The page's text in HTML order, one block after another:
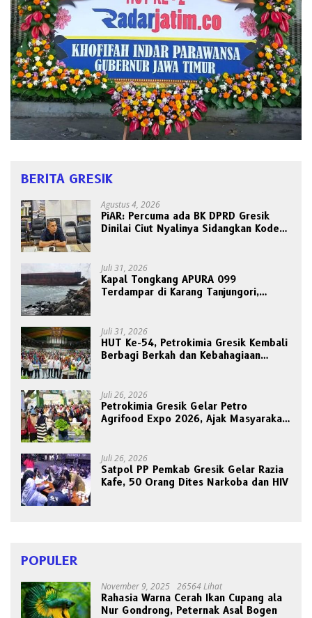
BERITA GRESIK
Agustus 4, 2026
PiAR: Percuma ada BK DPRD Gresik
Dinilai Ciut Nyalinya Sidangkan Kode
Juli 31, 2026
Kapal Tongkang APURA 099
Terdampar di Karang Tanjungori,
Juli 31, 2026
HUT Ke-54, Petrokimia Gresik Kembali
Berbagi Berkah dan Kebahagiaan
Juli 26, 2026
Petrokimia Gresik Gelar Petro
Agrifood Expo 2026, Ajak Masyarakat
Juli 26, 2026
Satpol PP Pemkab Gresik Gelar Razia
Kafe, 50 Orang Dites Narkoba dan HIV
POPULER
November 9, 2025 26564 Lihat
Rahasia Warna Cerah Ikan Cupang ala
Nur Gondrong, Peternak Asal Bogen